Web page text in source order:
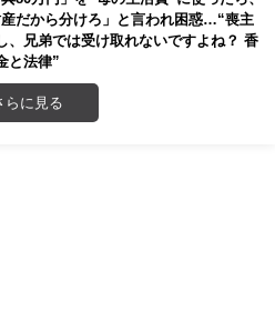
産だから分けろ」と言われ困惑…“喪主
、兄弟では受け取れないですよね？ 香
と法律”
らに見る